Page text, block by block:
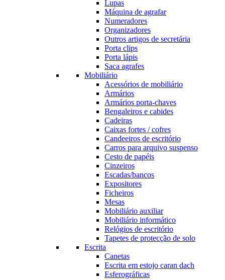
Lupas
Máquina de agrafar
Numeradores
Organizadores
Outros artigos de secretária
Porta clips
Porta lápis
Saca agrafes
Mobiliário
Acessórios de mobiliário
Armários
Armários porta-chaves
Bengaleiros e cabides
Cadeiras
Caixas fortes / cofres
Candeeiros de escritório
Carros para arquivo suspenso
Cesto de papéis
Cinzeiros
Escadas/bancos
Expositores
Ficheiros
Mesas
Mobiliário auxiliar
Mobiliário informático
Relógios de escritório
Tapetes de protecção de solo
Escrita
Canetas
Escrita em estojo caran dach
Esferográficas